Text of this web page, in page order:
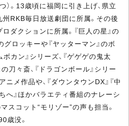
）。13歳頃に福岡に引き上げ、県立
州RKB毎日放送劇団に所属。その後
ダクションに所属。『巨人の星』の
グロッキーや『ヤッターマン』のボ
カン』シリーズ、『ゲゲゲの鬼太
の刀々斎、『ドラゴンボール』シリー
メ作品や、『ダウンタウンDX』『中
へ』ほかバラエティ番組のナレーシ
スコット“モリゾー”の声も担当。
歳没。